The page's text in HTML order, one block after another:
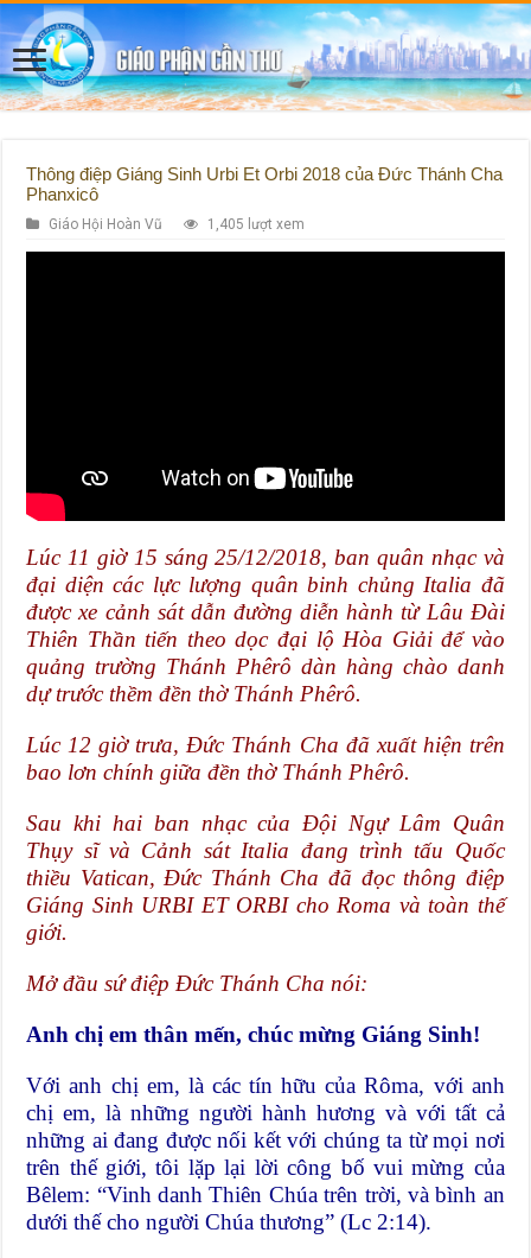
Thông điệp Giáng Sinh Urbi Et Orbi 2018 của Đức Thánh Cha
Phanxicô
Giáo Hội Hoàn Vũ 1,405 lượt xem
Lúc 11 giờ 15 sáng 25/12/2018, ban quân nhạc và
đại diện các lực lượng quân binh chủng Italia đã
được xe cảnh sát dẫn đường diễn hành từ Lâu Đài
Thiên Thần tiến theo dọc đại lộ Hòa Giải để vào
quảng trường Thánh Phêrô dàn hàng chào danh
dự trước thềm đền thờ Thánh Phêrô.
Lúc 12 giờ trưa, Đức Thánh Cha đã xuất hiện trên
bao lơn chính giữa đền thờ Thánh Phêrô.
Sau khi hai ban nhạc của Đội Ngự Lâm Quân
Thụy sĩ và Cảnh sát Italia đang trình tấu Quốc
thiều Vatican, Đức Thánh Cha đã đọc thông điệp
Giáng Sinh URBI ET ORBI cho Roma và toàn thế
giới.
Mở đầu sứ điệp Đức Thánh Cha nói:
Anh chị em thân mến, chúc mừng Giáng Sinh!
Với anh chị em, là các tín hữu của Rôma, với anh
chị em, là những người hành hương và với tất cả
những ai đang được nối kết với chúng ta từ mọi nơi
trên thế giới, tôi lặp lại lời công bố vui mừng của
Bêlem: “Vinh danh Thiên Chúa trên trời, và bình an
dưới thế cho người Chúa thương” (Lc 2:14).